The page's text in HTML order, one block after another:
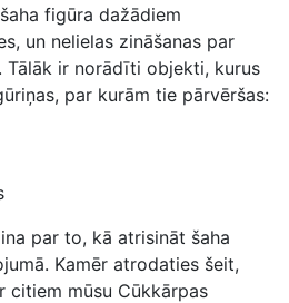
figūra dažādiem
un nelielas zināšanas par
Tālāk ir norādīti objekti, kurus
par kurām tie pārvēršas:
par to, kā atrisināt šaha
Kamēr atrodaties šeit,
citiem mūsu Cūkkārpas